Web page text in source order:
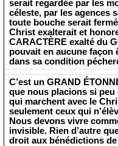
serait regardée par les
céleste, par les agences
toute bouche serait
Christ exalterait et
CARACTÈRE exalté du
pouvait en aucune façon
dans sa condition
C’est un GRAND
que nous placions si peu
qui marchent avec le
seulement ceux qui
Nous devons vivre
invisible. Rien d’autre
droit aux bénédictions de